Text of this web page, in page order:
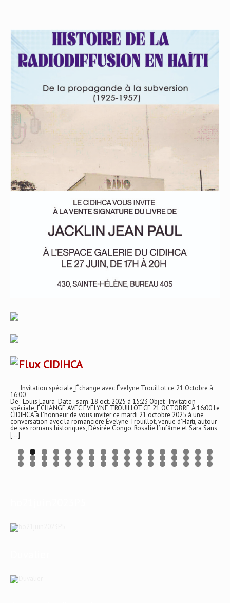
CIDIHCA
Invitation spéciale_Échange avec Évelyne Trouillot ce 21 Octobre à
16:00
De : Louis Laura Date : sam. 18 oct. 2025 à 15:23 Objet : Invitation
spéciale_ÉCHANGE AVEC ÉVELYNE TROUILLOT CE 21 OCTOBRE À 16:00 Le
CIDIHCA a l’honneur de vous inviter ce mardi 21 octobre 2025 à une
conversation avec la romancière Évelyne Trouillot, venue d’Haïti, autour
de ses romans historiques, Désirée Congo. Rosalie l’infâme et Sara Sans
[…]